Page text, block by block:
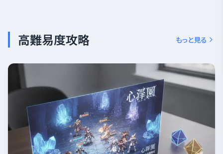
高難易度攻略 もっと見る